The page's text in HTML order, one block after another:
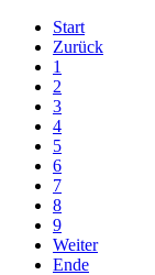
Start
Zurück
1
2
3
4
5
6
7
8
9
Weiter
Ende